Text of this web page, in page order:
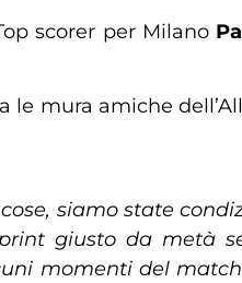
scorer per Milano
mura amiche
siamo state
giusto da metà
momenti del